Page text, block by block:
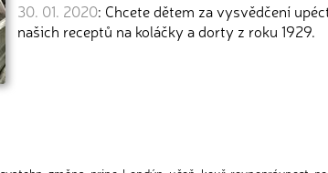
30. 01. 2020: Chcete dětem za vysvědčení
našich receptů na koláčky a dorty z roku 1929.